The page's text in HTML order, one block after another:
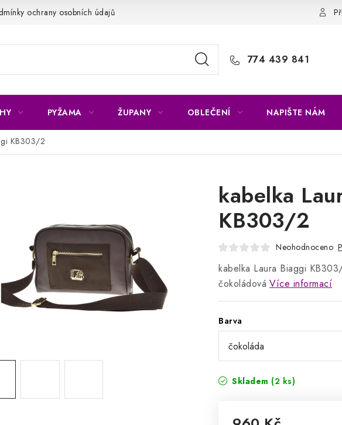
ochrany osobních údajů
774 439 841
PYŽAMA ŽUPANY OBLEČENÍ NAPIŠTE NÁM
KB303/2
kabelka
KB303/2
Neohodnoceno
kabelka Laura Biaggi
čokoládová Více informací
Barva
Skladem (2 ks)